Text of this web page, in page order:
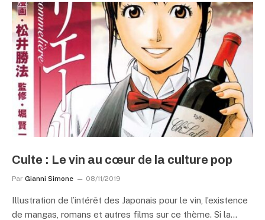
Culte : Le vin au cœur de la culture pop
Par Gianni Simone 08/11/2019
Illustration de l’intérêt des Japonais pour le vin, l’existence
de mangas, romans et autres films sur ce thème. Si la…